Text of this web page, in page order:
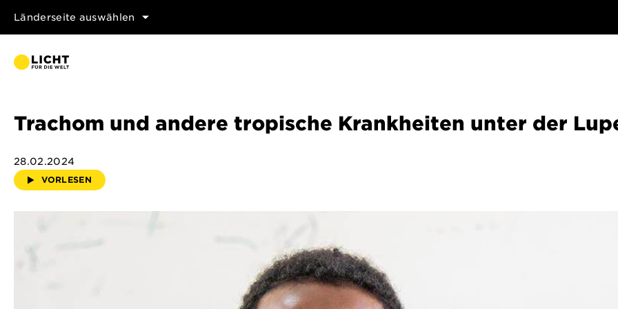
Länderseite auswählen
Trachom und andere tropische Krankheiten unter der
28.02.2024
VORLESEN